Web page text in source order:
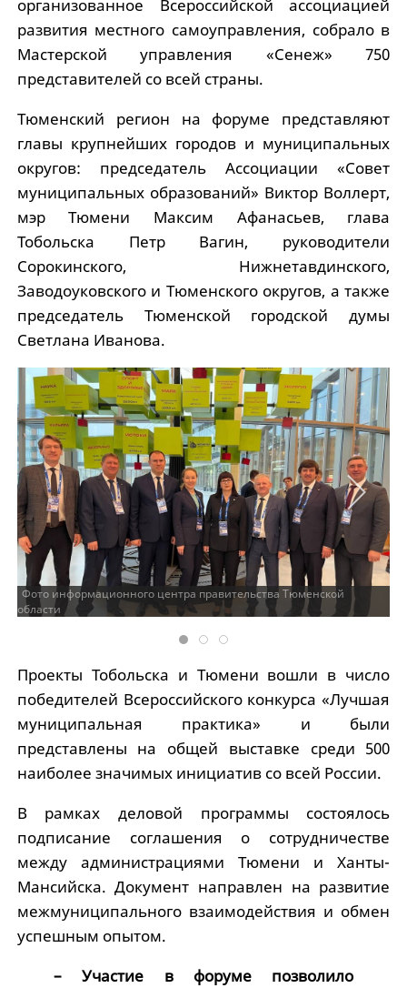
организованное Всероссийской ассоциацией
развития местного самоуправления, собрало в
Мастерской управления «Сенеж» 750
представителей со всей страны.
Тюменский регион на форуме представляют
главы крупнейших городов и муниципальных
округов: председатель Ассоциации «Совет
муниципальных образований» Виктор Воллерт,
мэр Тюмени Максим Афанасьев, глава
Тобольска Петр Вагин, руководители
Сорокинского, Нижнетавдинского,
Заводоуковского и Тюменского округов, а также
председатель Тюменской городской думы
Светлана Иванова.
Фото информационного центра правительства Тюменской
области
Проекты Тобольска и Тюмени вошли в число
победителей Всероссийского конкурса «Лучшая
муниципальная практика» и были
представлены на общей выставке среди 500
наиболее значимых инициатив со всей России.
В рамках деловой программы состоялось
подписание соглашения о сотрудничестве
между администрациями Тюмени и Ханты-
Мансийска. Документ направлен на развитие
межмуниципального взаимодействия и обмен
успешным опытом.
– Участие в форуме позволило